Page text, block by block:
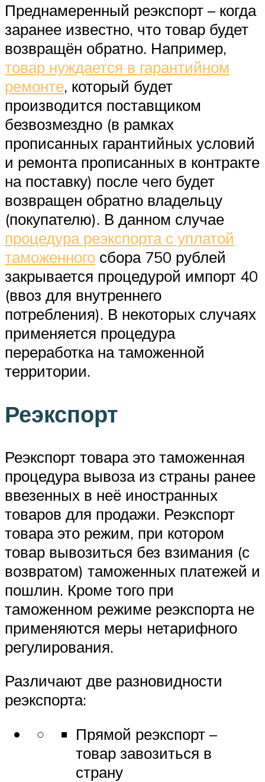
Преднамеренный реэкспорт – когда
заранее известно, что товар будет
возвращён обратно. Например,
товар нуждается в гарантийном
ремонте, который будет
производится поставщиком
безвозмездно (в рамках
прописанных гарантийных условий
и ремонта прописанных в контракте
на поставку) после чего будет
возвращен обратно владельцу
(покупателю). В данном случае
процедура реэкспорта с уплатой
таможенного сбора 750 рублей
закрывается процедурой импорт 40
(ввоз для внутреннего
потребления). В некоторых случаях
применяется процедура
переработка на таможенной
территории.
Реэкспорт
Реэкспорт товара это таможенная
процедура вывоза из страны ранее
ввезенных в неё иностранных
товаров для продажи. Реэкспорт
товара это режим, при котором
товар вывозиться без взимания (с
возвратом) таможенных платежей и
пошлин. Кроме того при
таможенном режиме реэкспорта не
применяются меры нетарифного
регулирования.
Различают две разновидности
реэкспорта:
Прямой реэкспорт –
товар завозиться в
страну